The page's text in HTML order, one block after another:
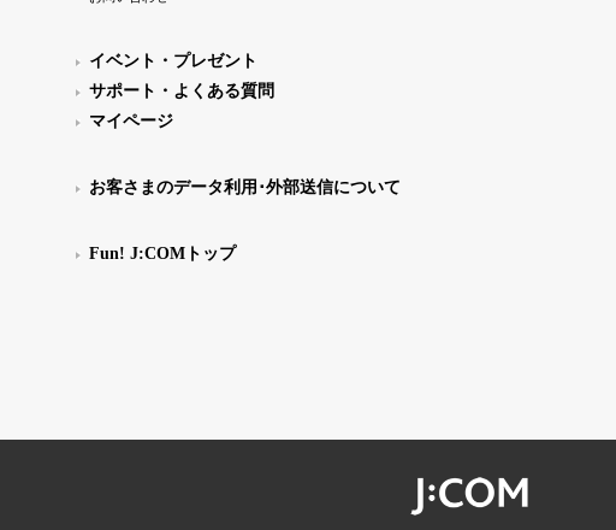
イベント・プレゼント
サポート・よくある質問
マイページ
お客さまのデータ利用･外部送信について
Fun! J:COMトップ